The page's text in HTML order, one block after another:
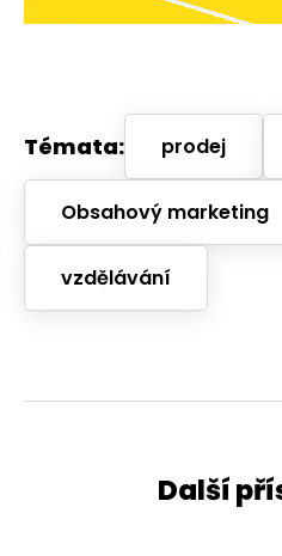
Témata: prodej
Obsahový marketing
vzdělávání
Další